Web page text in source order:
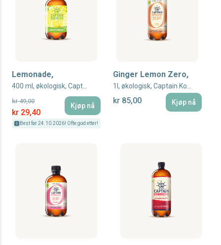
Lemonade,
Special Price
kr 29,40
kr 49,00
Kjøp nå
Best før 24.10.2026! Ofte god etter!
Ginger Lemon Zero,
kr 85,00 Kjøp nå